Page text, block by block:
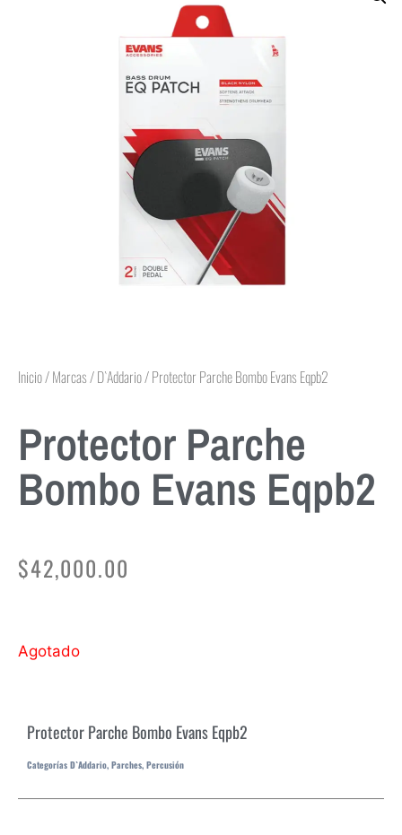
Inicio/Marcas/D`Addario/ Protector Parche Bombo Evans Eqpb2
Protector Parche
Bombo Evans Eqpb2
$42,000.00
Agotado
Protector Parche Bombo Evans Eqpb2
Categorías D`Addario, Parches, Percusión